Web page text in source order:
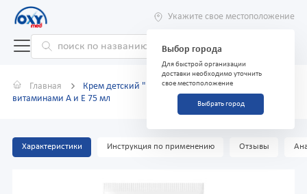
Укажите свое местоположение
Выбор города
Для быстрой организации
доставки необходимо уточнить
свое местоположение
Выбрать город
Главная
Крем детский "Кря-кря" питательный с
витаминами А и Е 75 мл
Характеристики Инструкция по применению Отзывы